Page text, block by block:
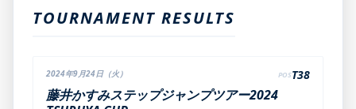
TOURNAMENT RESULTS
2024年9月24日（火） POST38
藤井かすみステップジャンプツアー2024